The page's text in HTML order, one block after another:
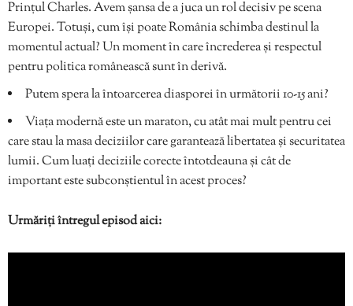
Prințul Charles. Avem șansa de a juca un rol decisiv pe scena
Europei. Totuși, cum își poate România schimba destinul la
momentul actual? Un moment în care încrederea și respectul
pentru politica românească sunt în derivă.
Putem spera la întoarcerea diasporei în următorii 10-15 ani?
Viața modernă este un maraton, cu atât mai mult pentru cei
care stau la masa deciziilor care garantează libertatea și securitatea
lumii. Cum luați deciziile corecte întotdeauna și cât de
important este subconștientul în acest proces?
Urmăriți întregul episod aici: